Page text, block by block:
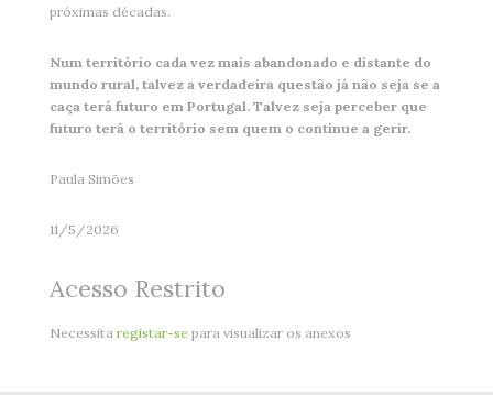
próximas décadas.
Num território cada vez mais abandonado e distante do
mundo rural, talvez a verdadeira questão já não seja se a
caça terá futuro em Portugal. Talvez seja perceber que
futuro terá o território sem quem o continue a gerir.
Paula Simões
11/5/2026
Acesso Restrito
Necessitaregistar-separa visualizar os anexos